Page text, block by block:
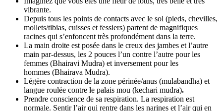
vibrante.
Depuis tous les points de contacts avec le sol (pieds, chevilles,
mollets/tibias, cuisses et fessiers) partent de magnifiques
racines qui s’enfoncent très profondément dans la terre.
La main droite est posée dans le creux des jambes et l’autre
main par-dessus, les 2 pouces l’un contre l’autre pour les
femmes (Bhairavi Mudra) et inversement pour les
hommes (Bhairava Mudra).
Légère contraction de la zone périnée/anus (mulabandha) et
langue roulée contre le palais mou (kechari mudra).
Prendre conscience de sa respiration. La respiration est
normale. Sentir l’air qui rentre dans les narines et l’air qui en